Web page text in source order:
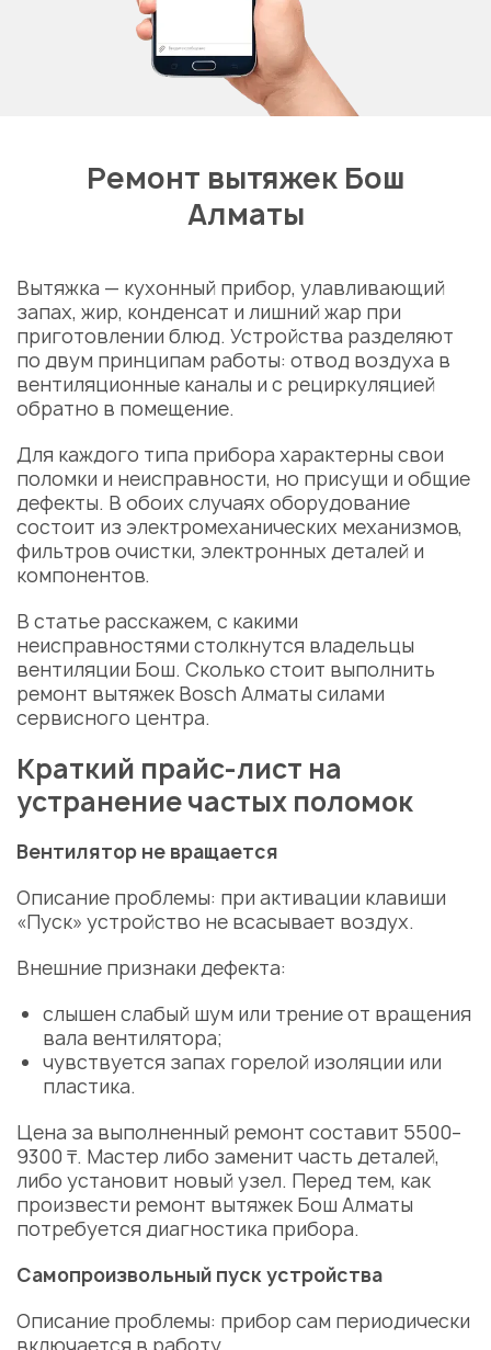
Ремонт вытяжек Бош
Алматы
Вытяжка — кухонный прибор, улавливающий
запах, жир, конденсат и лишний жар при
приготовлении блюд. Устройства разделяют
по двум принципам работы: отвод воздуха в
вентиляционные каналы и с рециркуляцией
обратно в помещение.
Для каждого типа прибора характерны свои
поломки и неисправности, но присущи и общие
дефекты. В обоих случаях оборудование
состоит из электромеханических механизмов,
фильтров очистки, электронных деталей и
компонентов.
В статье расскажем, с какими
неисправностями столкнутся владельцы
вентиляции Бош. Сколько стоит выполнить
ремонт вытяжек Bosch Алматы силами
сервисного центра.
Краткий прайс-лист на
устранение частых поломок
Вентилятор не вращается
Описание проблемы: при активации клавиши
«Пуск» устройство не всасывает воздух.
Внешние признаки дефекта:
слышен слабый шум или трение от вращения
вала вентилятора;
чувствуется запах горелой изоляции или
пластика.
Цена за выполненный ремонт составит 5500–
9300 ₸. Мастер либо заменит часть деталей,
либо установит новый узел. Перед тем, как
произвести ремонт вытяжек Бош Алматы
потребуется диагностика прибора.
Самопроизвольный пуск устройства
Описание проблемы: прибор сам периодически